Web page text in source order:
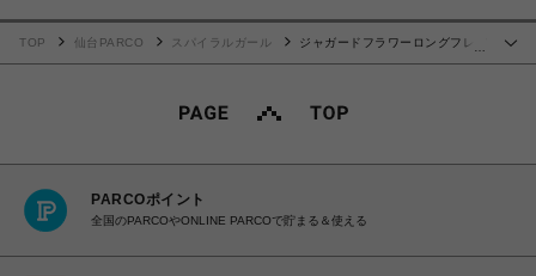
TOP 仙台PARCO スパイラルガール
ジャガードフラワーロングフレア
PARCOポイント
全国のPARCOやONLINE PARCOで貯まる＆使える